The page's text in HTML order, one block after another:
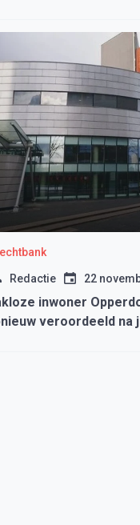
Redactie 22
inwoner
veroordeeld na